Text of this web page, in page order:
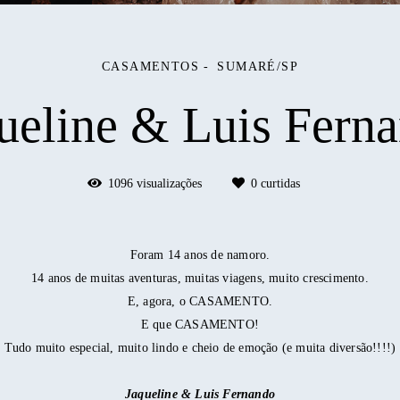
CASAMENTOS SUMARÉ/SP
& Luis
1096visualizações 0curtidas
Foram 14 anos de namoro.
14 anos de muitas aventuras, muitas viagens, muito crescimento.
E, agora, o CASAMENTO.
E que CASAMENTO!
Tudo muito especial, muito lindo e cheio de emoção (e muita diversão!!!!)
Jaqueline & Luis Fernando